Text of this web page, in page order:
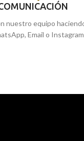
nuestro equipo
Email o